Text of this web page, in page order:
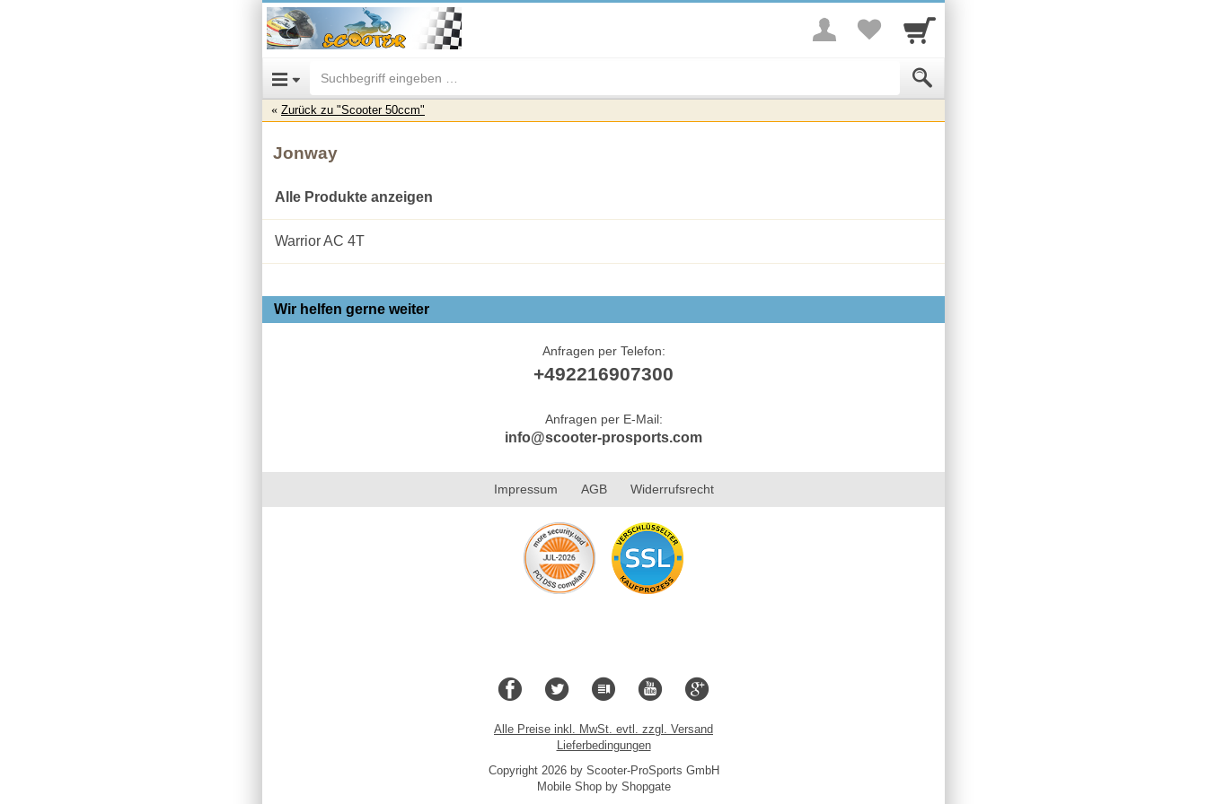
Zurück zu "Scooter 50ccm"
Jonway
Alle Produkte anzeigen
Warrior AC 4T
Wir helfen gerne weiter
Anfragen per Telefon:
+492216907300
Anfragen per E-Mail:
info@scooter-prosports.com
Impressum AGB Widerrufsrecht
Alle Preise inkl. MwSt. evtl. zzgl. Versand
Lieferbedingungen
Copyright 2026 by Scooter-ProSports GmbH
Mobile Shop by Shopgate